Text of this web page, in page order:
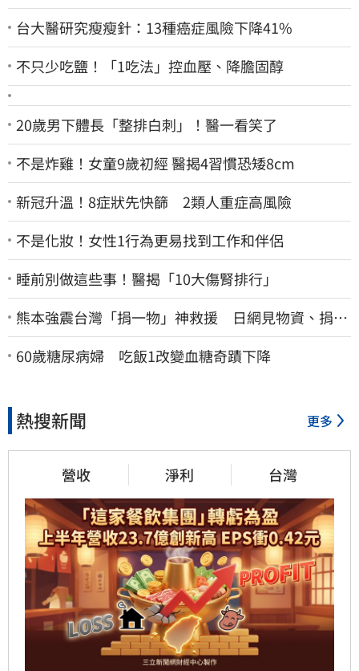
台大醫研究瘦瘦針：13種癌症風險下降41%
不只少吃鹽！「1吃法」控血壓、降膽固醇
20歲男下體長「整排白刺」！醫一看笑了
不是炸雞！女童9歲初經 醫揭4習慣恐矮8cm
新冠升溫！8症狀先快篩 2類人重症高風險
不是化妝！女性1行為更易找到工作和伴侶
睡前別做這些事！醫揭「10大傷腎排行」
熊本強震台灣「捐一物」神救援 日網見物資、捐款
喊：給台灣統治算了
60歲糖尿病婦 吃飯1改變血糖奇蹟下降
熱搜新聞 更多
營收 淨利 台灣